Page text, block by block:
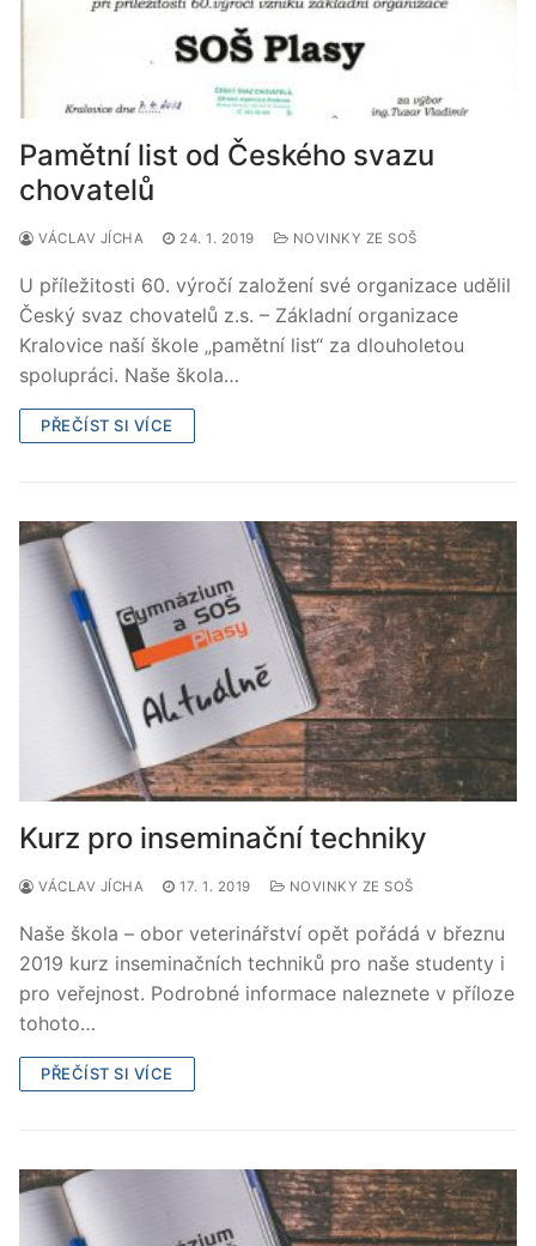
Pamětní list od Českého svazu
chovatelů
VÁCLAV JÍCHA 24. 1. 2019 NOVINKY ZE SOŠ
U příležitosti 60. výročí založení své organizace udělil
Český svaz chovatelů z.s. – Základní organizace
Kralovice naší škole „pamětní list“ za dlouholetou
spolupráci. Naše škola…
PŘEČÍST SI VÍCE
Kurz pro inseminační techniky
VÁCLAV JÍCHA 17. 1. 2019 NOVINKY ZE SOŠ
Naše škola – obor veterinářství opět pořádá v březnu
2019 kurz inseminačních techniků pro naše studenty i
pro veřejnost. Podrobné informace naleznete v příloze
tohoto…
PŘEČÍST SI VÍCE